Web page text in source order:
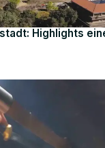
Highlights